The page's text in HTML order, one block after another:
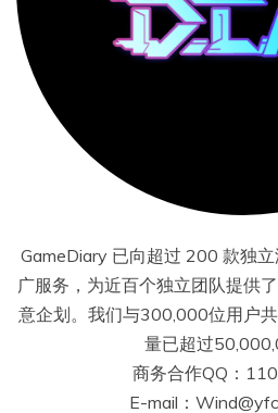
GameDiary 已向超过 200 款独
广服务，为近百个独立团队提供
意企划。我们与300,000位用户
量已超过
商务合作QQ：
E-mail：